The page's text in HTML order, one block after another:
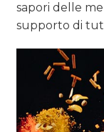
OPINIONI
sapori delle
supporto di